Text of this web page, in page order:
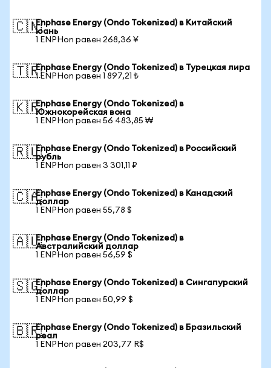
🇨🇳Enphase Energy (Ondo Tokenized) в Китайский
юань
1 ENPHon равен 268,36 ¥
🇹🇷Enphase Energy (Ondo Tokenized) в Турецкая лира
1 ENPHon равен 1 897,21 ₺
🇰🇷Enphase Energy (Ondo Tokenized) в
Южнокорейская вона
1 ENPHon равен 56 483,85 ₩
🇷🇺Enphase Energy (Ondo Tokenized) в Российский
рубль
1 ENPHon равен 3 301,11 ₽
🇨🇦Enphase Energy (Ondo Tokenized) в Канадский
доллар
1 ENPHon равен 55,78 $
🇦🇺Enphase Energy (Ondo Tokenized) в
Австралийский доллар
1 ENPHon равен 56,59 $
🇸🇬Enphase Energy (Ondo Tokenized) в Сингапурский
доллар
1 ENPHon равен 50,99 $
🇧🇷Enphase Energy (Ondo Tokenized) в Бразильский
реал
1 ENPHon равен 203,77 R$